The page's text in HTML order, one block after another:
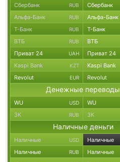
Сбербанк RUB Сбербанк
Альфа-Банк RUB Альфа-Банк
Т-Банк RUB Т-Банк
ВТБ RUB ВТБ
Приват 24 UAH Приват 24
Kaspi Bank KZT Kaspi Bank
Revolut EUR Revolut
Денежные переводы
WU USD WU
ЗК RUB ЗК
Наличные деньги
Наличные USD Наличные
Наличные RUB Наличные